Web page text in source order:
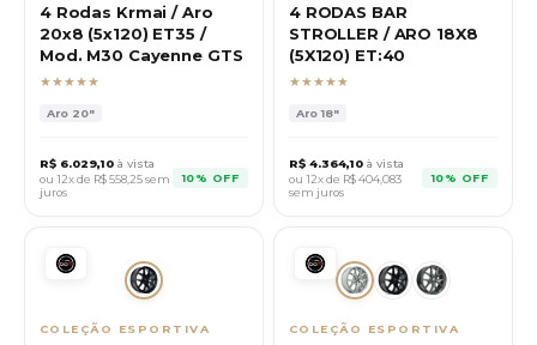
4 Rodas Krmai / Aro
20x8 (5x120) ET35 /
Mod. M30 Cayenne GTS
★★★★★
Aro 20"
R$ 6.029,10 à vista
ou 12x de R$558,25sem
juros
10% OFF
4 RODAS BAR
STROLLER / ARO 18X8
(5X120) ET:40
★★★★★
Aro18"
R$ 4.364,10 à vista
ou 12x de R$404,083
sem juros
10% OFF
COLEÇÃO ESPORTIVA COLEÇÃO ESPORTIVA